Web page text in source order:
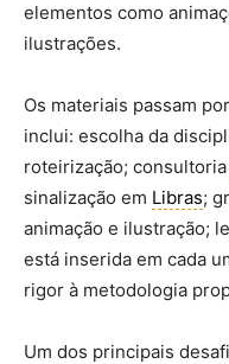
elementos como
ilustrações.
Os materiais passam
inclui: escolha da
roteirização; consultoria
sinalização em Libras;
animação e ilustração;
está inserida em cada
rigor à metodologia
Um dos principais